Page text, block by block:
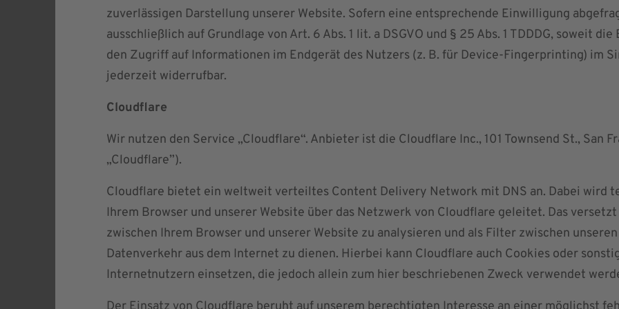
zuverlässigen Darstellung unserer Website. Sofern eine entsprechende Einwilligung
ausschließlich auf Grundlage von Art. 6 Abs. 1 lit. a DSGVO und § 25 Abs. 1 TDDDG, soweit
den Zugriff auf Informationen im Endgerät des Nutzers (z. B. für Device-Fingerprinting) im
jederzeit widerrufbar.
Cloudflare
Wir nutzen den Service „Cloudflare“. Anbieter ist die Cloudflare Inc., 101 Townsend St., San
„Cloudflare”).
Cloudflare bietet ein weltweit verteiltes Content Delivery Network mit DNS an. Dabei wird
Ihrem Browser und unserer Website über das Netzwerk von Cloudflare geleitet. Das
zwischen Ihrem Browser und unserer Website zu analysieren und als Filter zwischen
Datenverkehr aus dem Internet zu dienen. Hierbei kann Cloudflare auch Cookies oder
Internetnutzern einsetzen, die jedoch allein zum hier beschriebenen Zweck verwendet